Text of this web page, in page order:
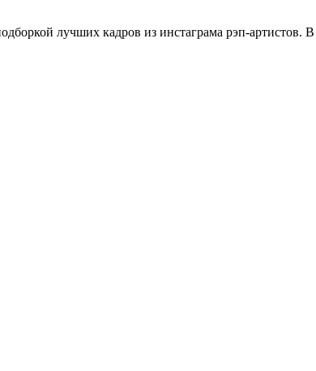
лучших кадров из инстаграма рэп-артистов. В